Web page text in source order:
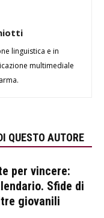
linguistica e in
multimediale
QUESTO AUTORE
per vincere:
Sfide di
giovanili